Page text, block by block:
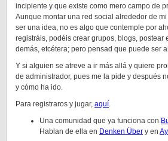
incipiente y que existe como mero campo de
Aunque montar una red social alrededor de
ser una idea, no es algo que contemple por
registráis, podéis crear grupos, blogs, postear
demás, etcétera; pero pensad que puede ser
Y si alguien se atreve a ir más allá y quiere
de administrador, pues me la pide y después
y cómo ha ido.
Para registraros y jugar, aquí.
Una comunidad que ya funciona con
Hablan de ella en Denken Über y en